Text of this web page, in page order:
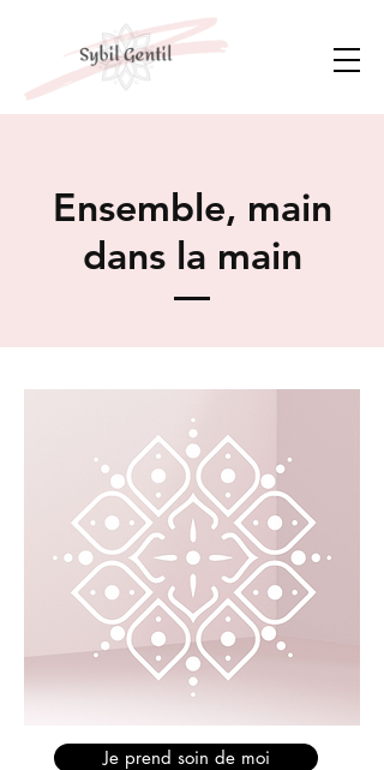
Ensemble, main
dans la main
Je prend soin de moi